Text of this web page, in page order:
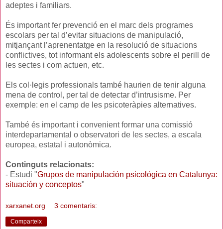
adeptes i familiars.
És important fer prevenció en el marc dels programes
escolars per tal d’evitar situacions de manipulació,
mitjançant l’aprenentatge en la resolució de situacions
conflictives, tot informant els adolescents sobre el perill de
les sectes i com actuen, etc.
Els col·legis professionals també haurien de tenir alguna
mena de control, per tal de detectar d’intrusisme. Per
exemple: en el camp de les psicoteràpies alternatives.
També és important i convenient formar una comissió
interdepartamental o observatori de les sectes, a escala
europea, estatal i autonòmica.
Continguts relacionats:
- Estudi "Grupos de manipulación psicológica en Catalunya:
situación y conceptos"
xarxanet.org 3 comentaris:
Comparteix